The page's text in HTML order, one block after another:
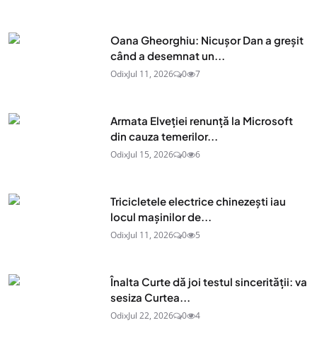
Oana Gheorghiu: Nicușor Dan a greșit
când a desemnat un...
OdixJul 11, 2026 0 7
Armata Elveției renunță la Microsoft
din cauza temerilor...
OdixJul 15, 2026 0 6
Tricicletele electrice chinezești iau
locul mașinilor de...
OdixJul 11, 2026 0 5
Înalta Curte dă joi testul sincerității: va
sesiza Curtea...
OdixJul 22, 2026 0 4